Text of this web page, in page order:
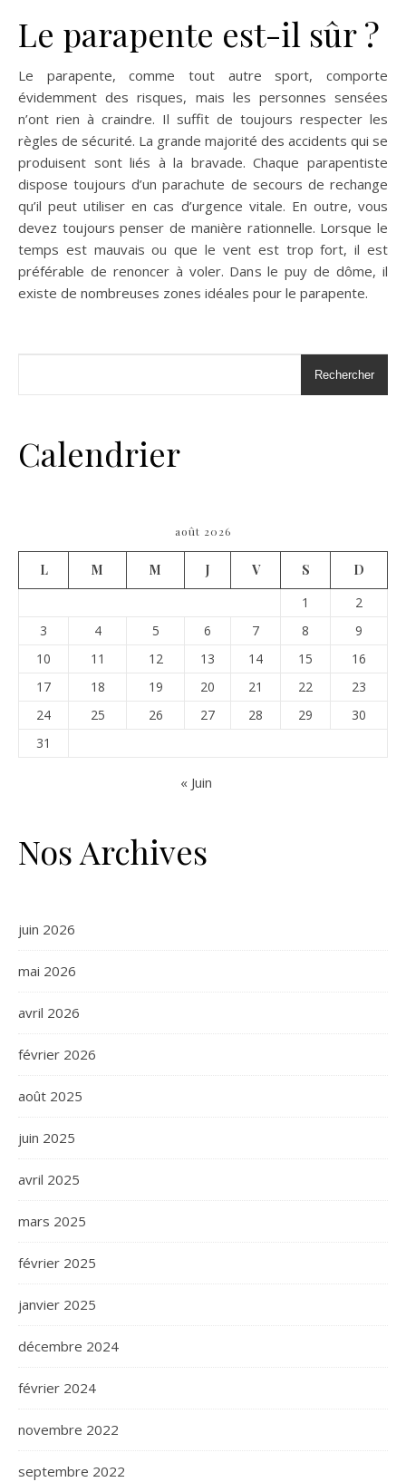
Le parapente est-il sûr ?
Le parapente, comme tout autre sport, comporte
évidemment des risques, mais les personnes sensées
n’ont rien à craindre. Il suffit de toujours respecter les
règles de sécurité. La grande majorité des accidents qui se
produisent sont liés à la bravade. Chaque parapentiste
dispose toujours d’un parachute de secours de rechange
qu’il peut utiliser en cas d’urgence vitale. En outre, vous
devez toujours penser de manière rationnelle. Lorsque le
temps est mauvais ou que le vent est trop fort, il est
préférable de renoncer à voler. Dans le puy de dôme, il
existe de nombreuses zones idéales pour le parapente.
Rechercher
Calendrier
août 2026
L M M J V S
D
1
2
3
4 5 6 7 8
9
10
11 12 13 14 15
16
17
18 19 20 21 22
23
24
25 26 27 28 29
30
31
« Juin
Nos Archives
juin 2026
mai 2026
avril 2026
février 2026
août 2025
juin 2025
avril 2025
mars 2025
février 2025
janvier 2025
décembre 2024
février 2024
novembre 2022
septembre 2022